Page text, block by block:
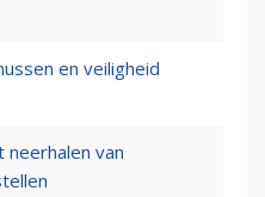
en veiligheid
neerhalen van